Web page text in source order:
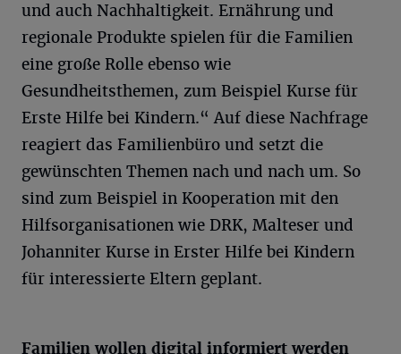
und auch Nachhaltigkeit. Ernährung und
regionale Produkte spielen für die Familien
eine große Rolle ebenso wie
Gesundheitsthemen, zum Beispiel Kurse für
Erste Hilfe bei Kindern.“ Auf diese Nachfrage
reagiert das Familienbüro und setzt die
gewünschten Themen nach und nach um. So
sind zum Beispiel in Kooperation mit den
Hilfsorganisationen wie DRK, Malteser und
Johanniter Kurse in Erster Hilfe bei Kindern
für interessierte Eltern geplant.
Familien wollen digital informiert werden